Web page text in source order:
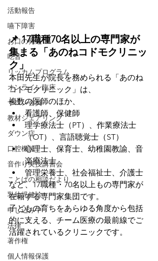
活動報告
嚥下障害
お口の発達
吃音
リッカムプログラム
オンライン臨床
サロン会員
教材シェアリング
ダウン症
口腔機能
音作り実技講習会
ことばの相談だより
乳幼児健診
申し込み中
法律
著作権
個人情報保護
📌 17職種70名以上の専門家が
集まる「あのねコドモクリニッ
ク」
本田先生が院長を務められる「あのね
コドモクリニック」は、
複数の医師のほか、
看護師、保健師
理学療法士（PT）、作業療法士
（OT）、言語聴覚士（ST）
心理士、保育士、幼稚園教諭、音
楽療法士
管理栄養士、社会福祉士、介護士
など、17職種・70名以上もの専門家が
在籍する専門家集団です。
子どもの育ちをあらゆる角度から包括
的に支える、チーム医療の最前線でご
活躍されているクリニックです。